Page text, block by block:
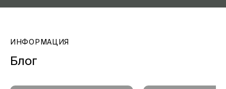
ИНФОРМАЦИЯ
Блог